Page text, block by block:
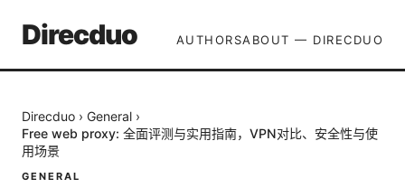
Direcduo AUTHORSABOUT — DIRECDUO
Direcduo › General ›
Free web proxy: 全面评测与实用指南，VPN对比、安全性与使
用场景
GENERAL